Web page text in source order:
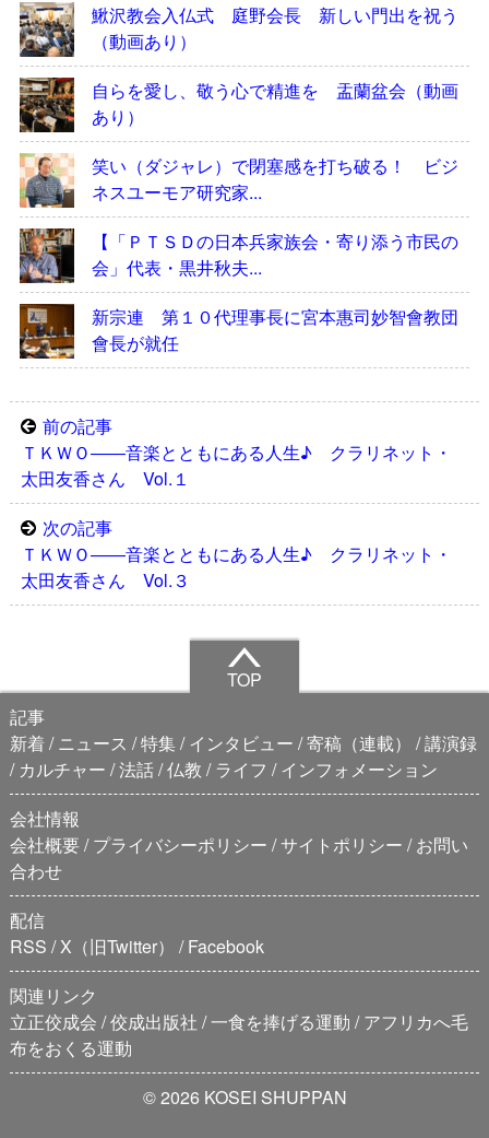
鰍沢教会入仏式 庭野会長 新しい門出を祝う
（動画あり）
自らを愛し、敬う心で精進を 盂蘭盆会（動画
あり）
笑い（ダジャレ）で閉塞感を打ち破る！ ビジ
ネスユーモア研究家...
【「ＰＴＳＤの日本兵家族会・寄り添う市民の
会」代表・黒井秋夫...
新宗連 第１０代理事長に宮本惠司妙智會教団
會長が就任
前の記事
ＴＫＷＯ――音楽とともにある人生♪ クラリネット・
太田友香さん Vol.１
次の記事
ＴＫＷＯ――音楽とともにある人生♪ クラリネット・
太田友香さん Vol.３
TOP
記事
新着
ニュース 特集 インタビュー 寄稿（連載）
講演録
カルチャー 法話 仏教 ライフ
インフォメーション
会社情報
会社概要 プライバシーポリシー サイトポリシー
お問い
合わせ
配信
RSS X（旧Twitter）
Facebook
関連リンク
立正佼成会 佼成出版社 一食を捧げる運動
アフリカへ毛
布をおくる運動
© 2026 KOSEI SHUPPAN